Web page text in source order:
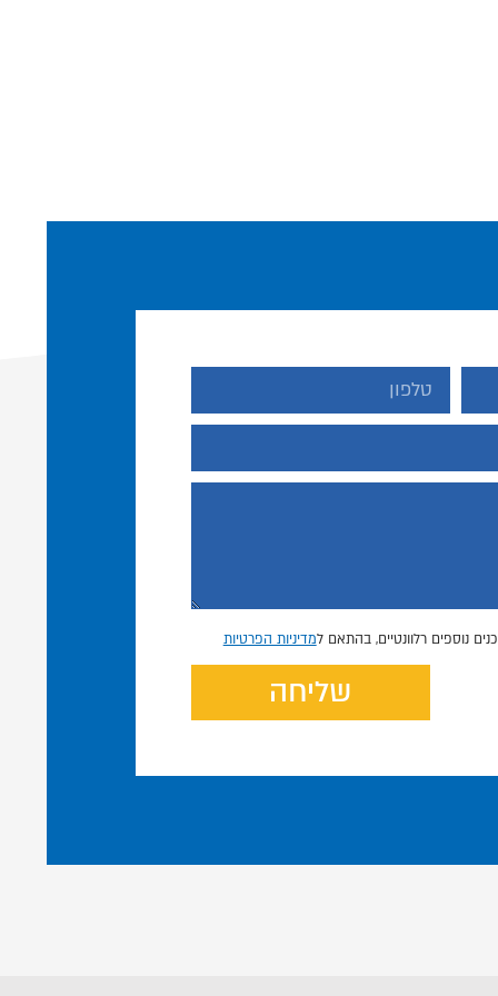
נוספים רלוונטיים, בהתאם למדיניות הפרטיות
שליחה